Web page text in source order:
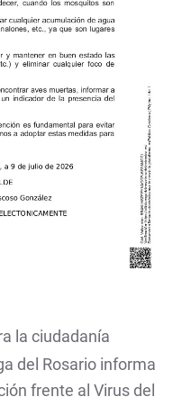
la ciudadanía
del Rosario informa
frente al Virus del